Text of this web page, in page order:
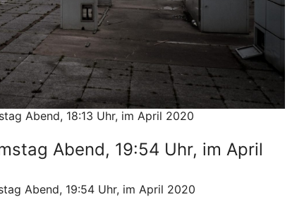
Abend, 18:13 Uhr, im April 2020
Abend, 19:54 Uhr, im April 2020